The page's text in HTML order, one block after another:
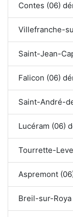
Contes (06)
Villefranche-
Saint-Jean-
Falicon (06)
Saint-André-
Lucéram (06)
Tourrette-
Aspremont
Breil-sur-